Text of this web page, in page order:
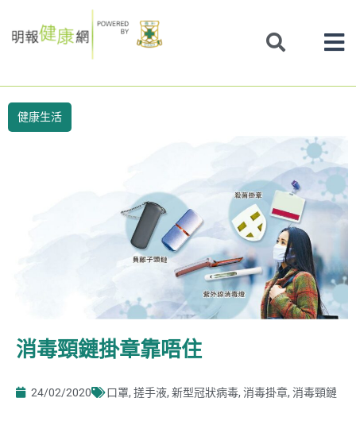
to
健康生活
消毒頸鏈掛章靠唔住
24/02/2020 口罩, 搓手液, 新型冠狀病毒, 消毒掛章, 消毒頸鏈